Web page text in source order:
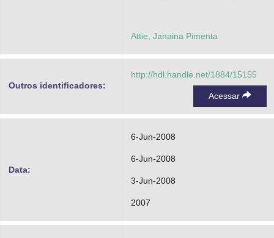
Attie, Janaina Pimenta
Outros identificadores:
http://hdl.handle.net/1884/15155
Acessar
Data:
6-Jun-2008
6-Jun-2008
3-Jun-2008
2007